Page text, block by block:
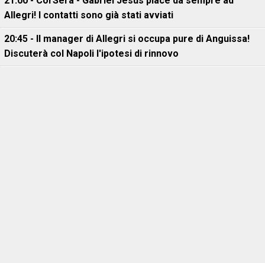
Allegri! I contatti sono già stati avviati
20:45 - Il manager di Allegri si occupa pure di Anguissa!
Discuterà col Napoli l'ipotesi di rinnovo